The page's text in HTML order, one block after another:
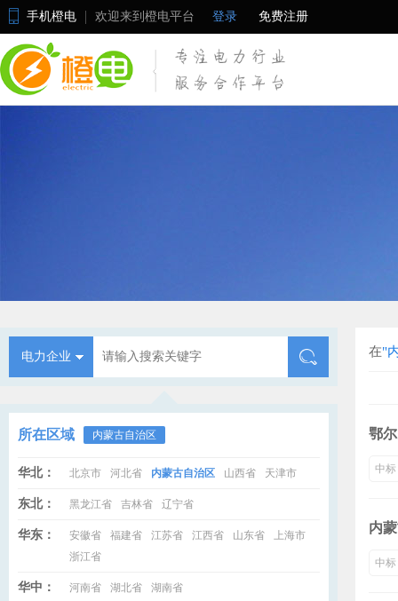
手机橙电 欢迎来到橙电平台 登录 免费注册
电力企业
所在区域 内蒙古自治区
华北： 北京市 河北省 内蒙古自治区 山西省 天津市
东北： 黑龙江省 吉林省 辽宁省
华东： 安徽省 福建省 江苏省 江西省 山东省
上海市
浙江省
华中： 河南省 湖北省 湖南省
在"
鄂
中
内
中